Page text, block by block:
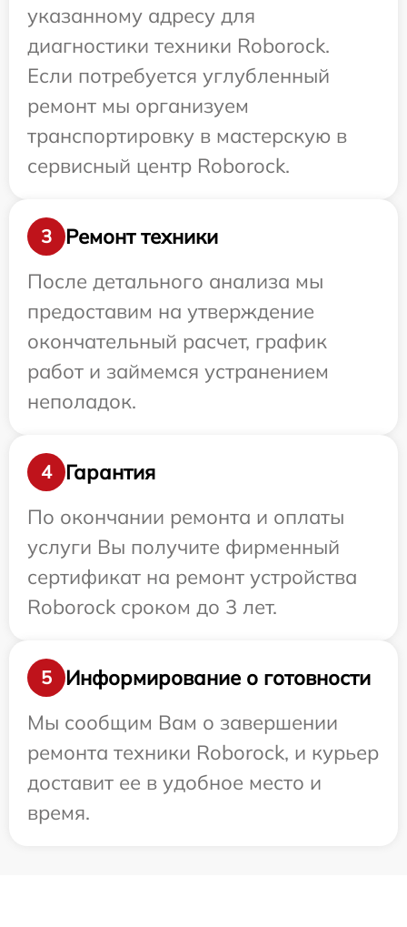
указанному адресу для
диагностики техники Roborock.
Если потребуется углубленный
ремонт мы организуем
транспортировку в мастерскую в
сервисный центр Roborock.
3
Ремонт техники
После детального анализа мы
предоставим на утверждение
окончательный расчет, график
работ и займемся устранением
неполадок.
4
Гарантия
По окончании ремонта и оплаты
услуги Вы получите фирменный
сертификат на ремонт устройства
Roborock сроком до 3 лет.
5
Информирование о готовности
Мы сообщим Вам о завершении
ремонта техники Roborock, и курьер
доставит ее в удобное место и
время.